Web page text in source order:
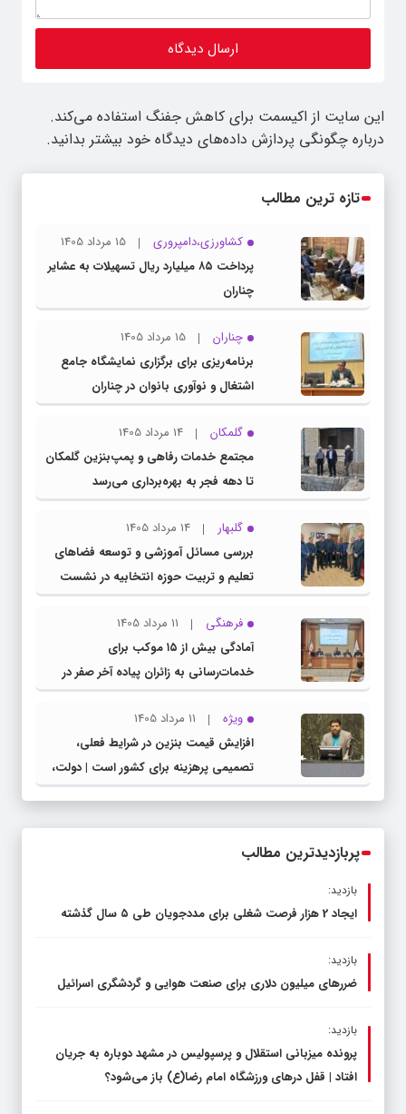
این سایت از اکیسمت برای کاهش جفنگ استفاده می‌کند.
درباره چگونگی پردازش داده‌های دیدگاه خود بیشتر بدانید.
تازه ترین مطالب
کشاورزی،دامپروری
15 مرداد 1405
پرداخت ۸۵ میلیارد ریال تسهیلات به عشایر
چناران
چناران
15 مرداد 1405
برنامه‌ریزی برای برگزاری نمایشگاه جامع
اشتغال و نوآوری بانوان در چناران
گلمکان
14 مرداد 1405
مجتمع خدمات رفاهی و پمپ‌بنزین گلمکان
تا دهه فجر به بهره‌برداری می‌رسد
گلبهار
14 مرداد 1405
بررسی مسائل آموزشی و توسعه فضاهای
تعلیم و تربیت حوزه انتخابیه در نشست
مشترک عضو کمیسیون آموزش مجلس با
مدیرکل آموزش و پرورش خراسان رضوی
فرهنگی
11 مرداد 1405
آمادگی بیش از ۱۵ موکب برای
خدمات‌رسانی به زائران پیاده آخر صفر در
شهرستان چناران
ویژه
11 مرداد 1405
افزایش قیمت بنزین در شرایط فعلی،
تصمیمی پرهزینه برای کشور است | دولت،
قاچاق سوخت و عوامل اصلی ناترازی را
پربازدیدترین مطالب
بازدید:
ایجاد 2 هزار فرصت شغلی برای مددجویان طی ۵ سال گذشته
بازدید:
ضررهای میلیون دلاری برای صنعت هوایی و گردشگری اسرائیل
بازدید:
پرونده میزبانی استقلال و پرسپولیس در مشهد دوباره به جریان
افتاد | قفل در‌های ورزشگاه امام رضا(ع) باز می‌شود؟